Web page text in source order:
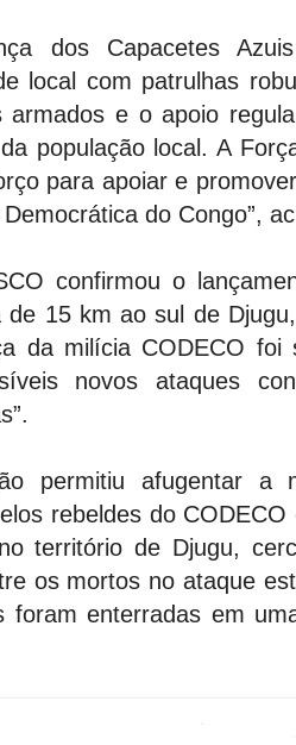
dos Capacetes
local com patrulhas
armados e o apoio
população local. A
para apoiar e
do Congo”,
confirmou o
de 15 km ao sul de
da milícia CODECO foi
novos ataques
permitiu afugentar a
rebeldes do
território de Djugu,
os mortos no ataque
foram enterradas em